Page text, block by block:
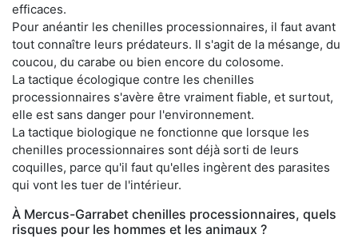
efficaces.
Pour anéantir les chenilles processionnaires, il faut avant
tout connaître leurs prédateurs. Il s'agit de la mésange, du
coucou, du carabe ou bien encore du colosome.
La tactique écologique contre les chenilles
processionnaires s'avère être vraiment fiable, et surtout,
elle est sans danger pour l'environnement.
La tactique biologique ne fonctionne que lorsque les
chenilles processionnaires sont déjà sorti de leurs
coquilles, parce qu'il faut qu'elles ingèrent des parasites
qui vont les tuer de l'intérieur.
À Mercus-Garrabet chenilles processionnaires, quels
risques pour les hommes et les animaux ?